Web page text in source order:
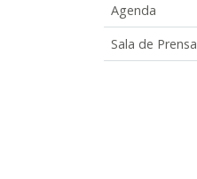
Agenda
Sala de Prensa